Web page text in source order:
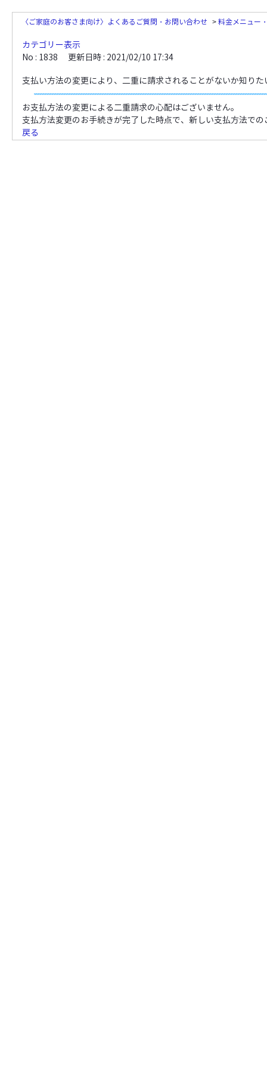
〈ご家庭のお客さま向け〉よくあるご質問・お問い合わせ >料金メニュー
カテゴリー表示
No : 1838
更新日時 : 2021/02/10 17:34
支払い方法の変更により、二重に請求されることがないか知りた
お支払方法の変更による二重請求の心配はございません。
支払方法変更のお手続きが完了した時点で、新しい支払方法で
戻る